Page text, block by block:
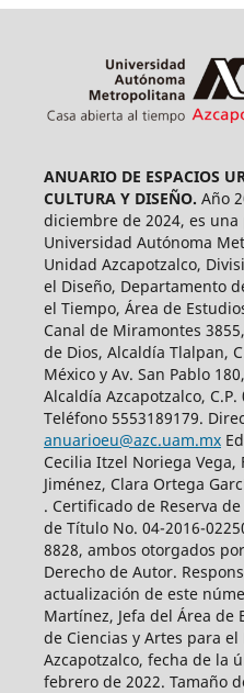
ANUARIO DE ESPACIOS
CULTURA Y DISEÑO. Año
diciembre de 2024, es
Universidad Autónoma
Unidad Azcapotzalco,
el Diseño, Departamento
el Tiempo, Área de
Canal de Miramontes
de Dios, Alcaldía Tlalpan,
México y Av. San Pablo
Alcaldía Azcapotzalco,
Teléfono 5553189179.
anuarioeu@azc.uam.mx
Cecilia Itzel Noriega Vega,
Jiménez, Clara Ortega
. Certificado de Reserva
de Título No. 04-2016-
8828, ambos otorgados
Derecho de Autor.
actualización de este
Martínez, Jefa del Área de
de Ciencias y Artes para
Azcapotzalco, fecha de la
febrero de 2022. Tamaño